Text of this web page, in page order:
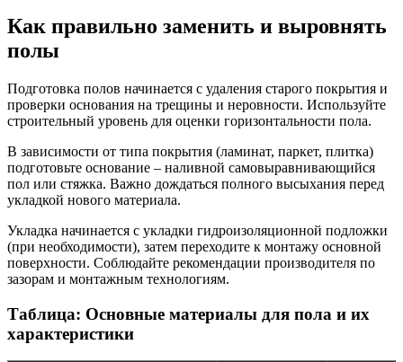
Как правильно заменить и выровнять
полы
Подготовка полов начинается с удаления старого покрытия и
проверки основания на трещины и неровности. Используйте
строительный уровень для оценки горизонтальности пола.
В зависимости от типа покрытия (ламинат, паркет, плитка)
подготовьте основание – наливной самовыравнивающийся
пол или стяжка. Важно дождаться полного высыхания перед
укладкой нового материала.
Укладка начинается с укладки гидроизоляционной подложки
(при необходимости), затем переходите к монтажу основной
поверхности. Соблюдайте рекомендации производителя по
зазорам и монтажным технологиям.
Таблица: Основные материалы для пола и их
характеристики